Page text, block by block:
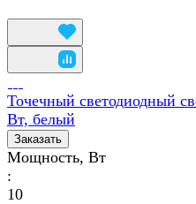
Точечный светодиодный
Вт, белый
Заказать
Мощность, Вт
:
10